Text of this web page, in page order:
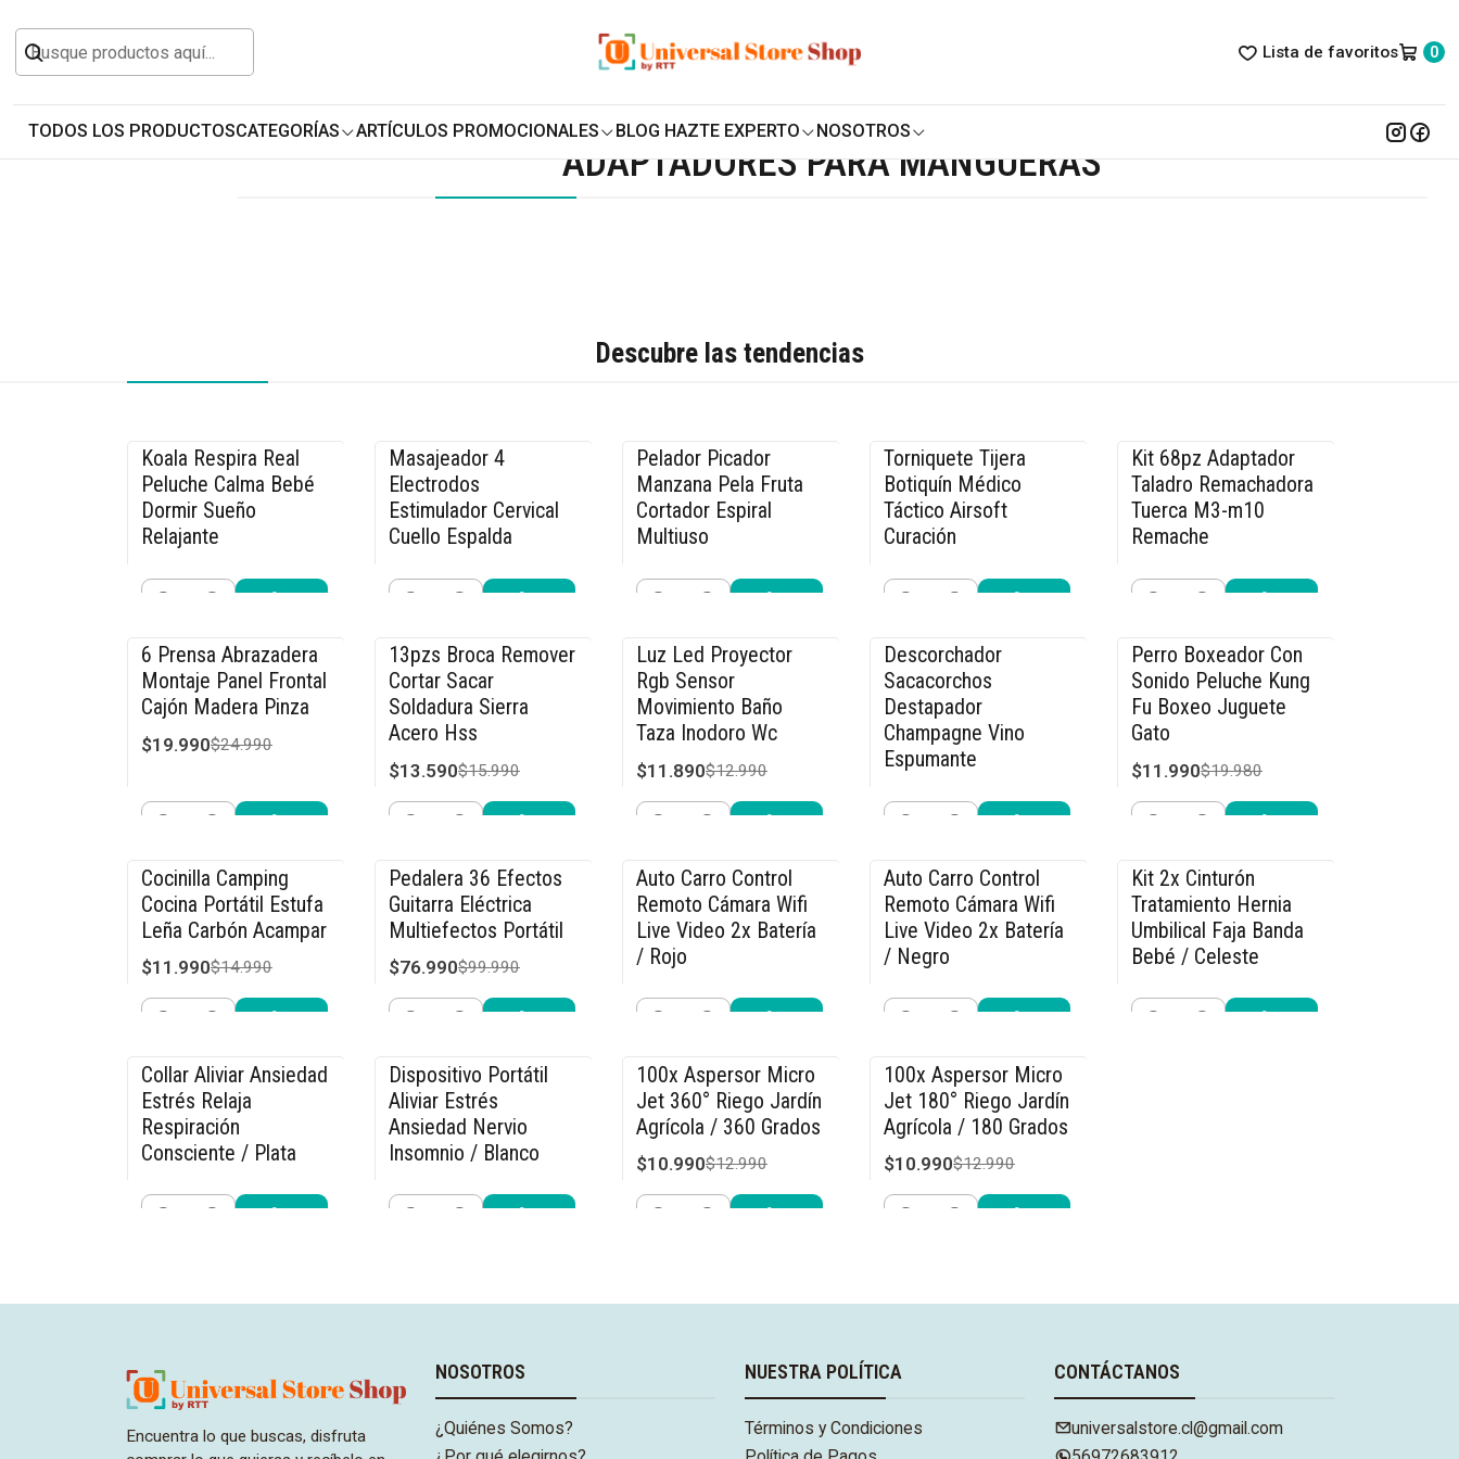
Lista de favoritos 0
TODOS LOS PRODUCTOSCATEGORÍAS ARTÍCULOS PROMOCIONALES BLOG HAZTE EXPERTO NOSOTROS
Inicio Jardín y Aire Libre Adaptadores para mangueras
ADAPTADORES PARA MANGUERAS
Descubre las tendencias
-26% OFF
Koala Respira Real
Peluche Calma Bebé
Dormir Sueño
Relajante
$19.990$26.990
-33% OFF
Masajeador 4
Electrodos
Estimulador Cervical
Cuello Espalda
$26.990$39.990
-20% OFF
Pelador Picador
Manzana Pela Fruta
Cortador Espiral
Multiuso
$23.990$29.990
-17% OFF
Torniquete Tijera
Botiquín Médico
Táctico Airsoft
Curación
$9.990$11.990
-14% OFF
Kit 68pz Adaptador
Taladro Remachadora
Tuerca M3-m10
Remache
$29.990$34.990
-20% OFF
6 Prensa Abrazadera
Montaje Panel Frontal
Cajón Madera Pinza
$19.990$24.990
-15% OFF
13pzs Broca Remover
Cortar Sacar
Soldadura Sierra
Acero Hss
$13.590$15.990
-8% OFF
Luz Led Proyector
Rgb Sensor
Movimiento Baño
Taza Inodoro Wc
$11.890$12.990
-15% OFF
Descorchador
Sacacorchos
Destapador
Champagne Vino
Espumante
$21.240$24.990
-40% OFF
Perro Boxeador Con
Sonido Peluche Kung
Fu Boxeo Juguete
Gato
$11.990$19.980
-20% OFF
Cocinilla Camping
Cocina Portátil Estufa
Leña Carbón Acampar
$11.990$14.990
-23% OFF
Pedalera 36 Efectos
Guitarra Eléctrica
Multiefectos Portátil
$76.990$99.990
-36% OFF
Auto Carro Control
Remoto Cámara Wifi
Live Video 2x Batería
/ Rojo
$31.990$49.990
-36% OFF
Auto Carro Control
Remoto Cámara Wifi
Live Video 2x Batería
/ Negro
$31.990$49.990
-15% OFF
Kit 2x Cinturón
Tratamiento Hernia
Umbilical Faja Banda
Bebé / Celeste
$25.490$29.990
-15% OFF
Collar Aliviar Ansiedad
Estrés Relaja
Respiración
Consciente / Plata
$11.040$12.990
-27% OFF
Dispositivo Portátil
Aliviar Estrés
Ansiedad Nervio
Insomnio / Blanco
$21.990$29.990
-15% OFF
100x Aspersor Micro
Jet 360° Riego Jardín
Agrícola / 360 Grados
$10.990$12.990
-15% OFF
100x Aspersor Micro
Jet 180° Riego Jardín
Agrícola / 180 Grados
$10.990$12.990
Encuentra lo que buscas, disfruta
NOSOTROS
¿Quiénes Somos?
NUESTRA POLÍTICA
Términos y Condiciones
CONTÁCTANOS
universalstore.cl@gmail.com